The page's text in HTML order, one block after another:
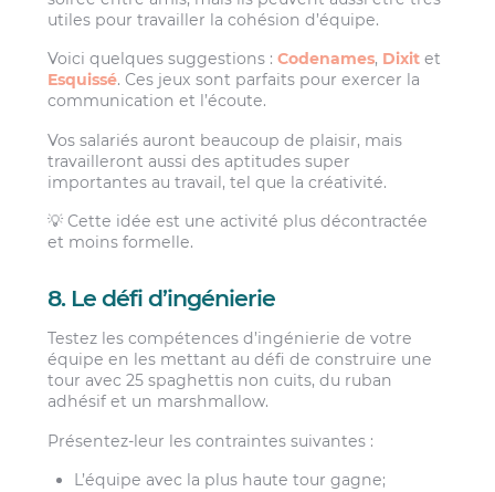
utiles pour travailler la cohésion d’équipe.
Voici quelques suggestions :Codenames, Dixit et
Esquissé. Ces jeux sont parfaits pour exercer la
communication et l’écoute.
Vos salariés auront beaucoup de plaisir, mais
travailleront aussi des aptitudes super
importantes au travail, tel que la créativité.
💡 Cette idée est une activité plus décontractée
et moins formelle.
8. Le défi d’ingénierie
Testez les compétences d’ingénierie de votre
équipe en les mettant au défi de construire une
tour avec 25 spaghettis non cuits, du ruban
adhésif et un marshmallow.
Présentez-leur les contraintes suivantes :
L’équipe avec la plus haute tour gagne;